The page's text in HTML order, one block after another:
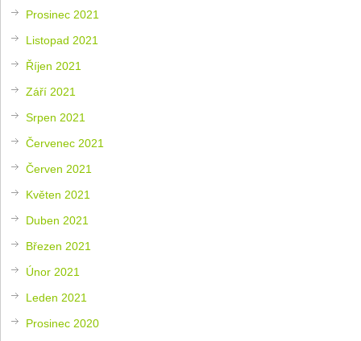
Prosinec 2021
Listopad 2021
Říjen 2021
Září 2021
Srpen 2021
Červenec 2021
Červen 2021
Květen 2021
Duben 2021
Březen 2021
Únor 2021
Leden 2021
Prosinec 2020